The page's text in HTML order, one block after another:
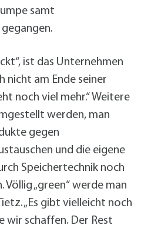
samt
ist das Unternehmen
nicht am Ende seiner
noch viel mehr.“ Weitere
werden, man
gegen
und die eigene
Speichertechnik noch
„green“ werde man
„Es gibt vielleicht noch
wir schaffen. Der Rest